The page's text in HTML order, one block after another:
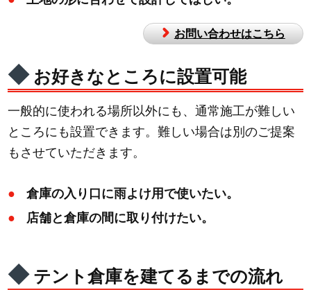
お問い合わせはこちら
お好きなところに設置可能
一般的に使われる場所以外にも、通常施工が難しい
ところにも設置できます。難しい場合は別のご提案
もさせていただきます。
倉庫の入り口に雨よけ用で使いたい。
店舗と倉庫の間に取り付けたい。
テント倉庫を建てるまでの流れ